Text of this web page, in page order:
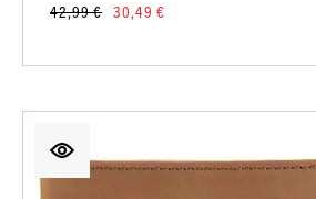
42,99 € 30,49 €